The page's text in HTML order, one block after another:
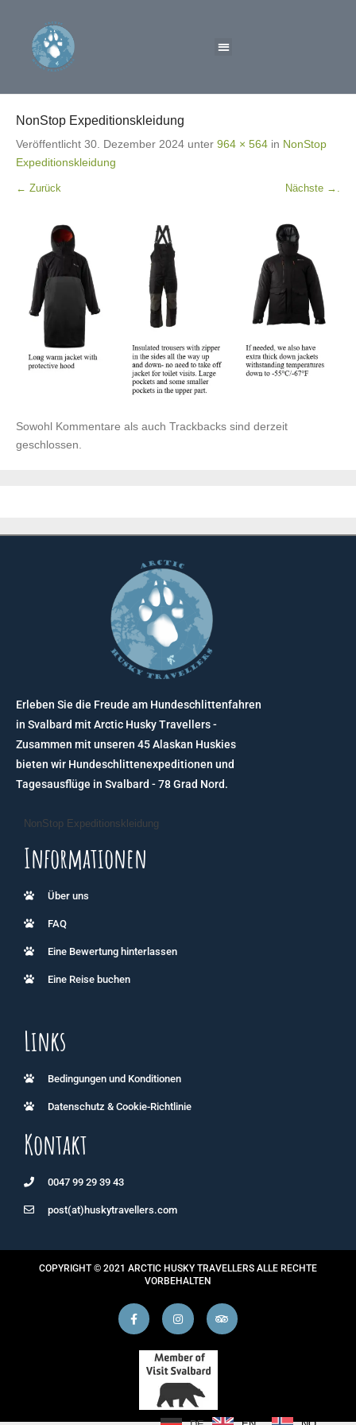
NonStop Expeditionskleidung
Veröffentlicht 30. Dezember 2024 unter 964 × 564 in NonStop
Expeditionskleidung
← Zurück Nächste →.
Sowohl Kommentare als auch Trackbacks sind derzeit
geschlossen.
Erleben Sie die Freude am Hundeschlittenfahren
in Svalbard mit Arctic Husky Travellers -
Zusammen mit unseren 45 Alaskan Huskies
bieten wir Hundeschlittenexpeditionen und
Tagesausflüge in Svalbard - 78 Grad Nord.
NonStop Expeditionskleidung
Informationen
Über uns
FAQ
Eine Bewertung hinterlassen
Eine Reise buchen
Links
Bedingungen und Konditionen
Datenschutz & Cookie-Richtlinie
Kontakt
0047 99 29 39 43
post(at)huskytravellers.com
COPYRIGHT © 2021 ARCTIC HUSKY TRAVELLERS ALLE RECHTE
VORBEHALTEN